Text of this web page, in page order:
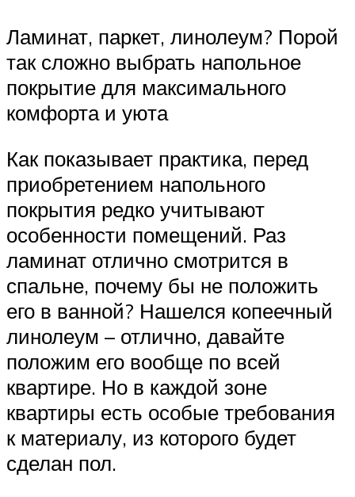
Ламинат, паркет, линолеум? Порой
так сложно выбрать напольное
покрытие для максимального
комфорта и уюта
Как показывает практика, перед
приобретением напольного
покрытия редко учитывают
особенности помещений. Раз
ламинат отлично смотрится в
спальне, почему бы не положить
его в ванной? Нашелся копеечный
линолеум – отлично, давайте
положим его вообще по всей
квартире. Но в каждой зоне
квартиры есть особые требования
к материалу, из которого будет
сделан пол.